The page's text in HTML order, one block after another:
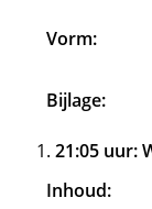
Vorm:
Bijlage:
21:05 uur:
Inhoud: